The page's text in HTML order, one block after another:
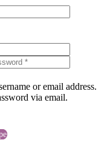
or email address.
via email.